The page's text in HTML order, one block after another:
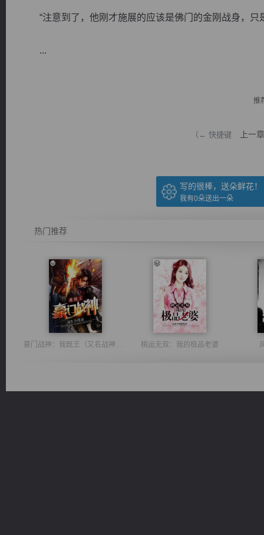
“注意到了，他刚才施展的应该是佛门的金刚战身，只
...
推
（← 快捷键 上一章
写的很棒，送朵鲜花！
我有0朵送出一朵
热门推荐
豪门战神：我既王（又名战神归来不败神婿修罗战神） 桃运无双：我的极品老婆